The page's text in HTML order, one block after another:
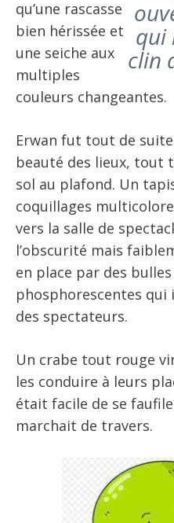
qui
clin
qu’une rascasse
bien hérissée et
une seiche aux
multiples
couleurs changeantes.
Erwan fut tout de
beauté des lieux, tout
sol au plafond. Un
coquillages
vers la salle de
l’obscurité mais
en place par des
phosphorescentes qui
des spectateurs.
Un crabe tout rouge
les conduire à leurs
était facile de se
marchait de travers.